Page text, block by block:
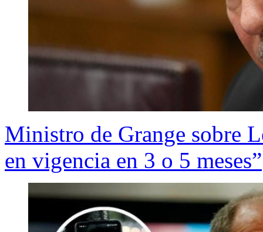
Ministro de Grange sobre
en vigencia en 3 o 5 meses”